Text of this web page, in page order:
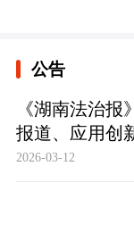
公告
《湖南法治
报道、应用创
2026-03-12